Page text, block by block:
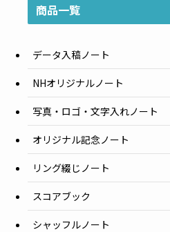
商品一覧
データ入稿ノート
NHオリジナルノート
写真・ロゴ・文字入れノート
オリジナル記念ノート
リング綴じノート
スコアブック
シャッフルノート